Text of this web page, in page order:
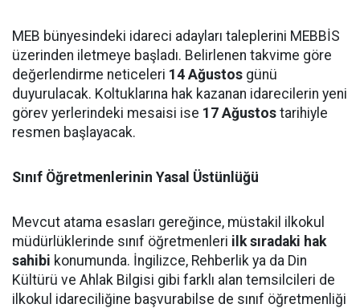
MEB bünyesindeki idareci adayları taleplerini MEBBİS
üzerinden iletmeye başladı. Belirlenen takvime göre
değerlendirme neticeleri 14 Ağustos günü
duyurulacak. Koltuklarına hak kazanan idarecilerin yeni
görev yerlerindeki mesaisi ise 17 Ağustos tarihiyle
resmen başlayacak.
Sınıf Öğretmenlerinin Yasal Üstünlüğü
Mevcut atama esasları gereğince, müstakil ilkokul
müdürlüklerinde sınıf öğretmenleri ilk sıradaki hak
sahibi konumunda. İngilizce, Rehberlik ya da Din
Kültürü ve Ahlak Bilgisi gibi farklı alan temsilcileri de
ilkokul idareciliğine başvurabilse de sınıf öğretmenliği